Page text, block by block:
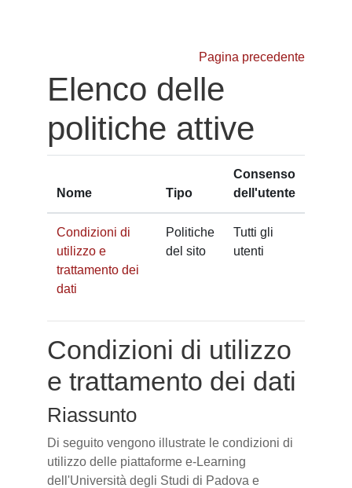
Pagina precedente
Elenco delle
politiche attive
Nome Tipo
Consenso
dell'utente
Condizioni di
utilizzo e
trattamento dei
dati
Politiche
del sito
Tutti gli
utenti
Condizioni di utilizzo
e trattamento dei dati
Riassunto
Di seguito vengono illustrate le condizioni di
utilizzo delle piattaforme e-Learning
dell'Università degli Studi di Padova e